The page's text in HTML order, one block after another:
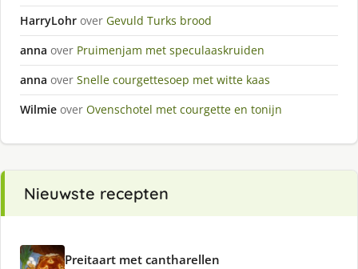
HarryLohr over Gevuld Turks brood
anna over Pruimenjam met speculaaskruiden
anna over Snelle courgettesoep met witte kaas
Wilmie over Ovenschotel met courgette en tonijn
Nieuwste recepten
Preitaart met cantharellen